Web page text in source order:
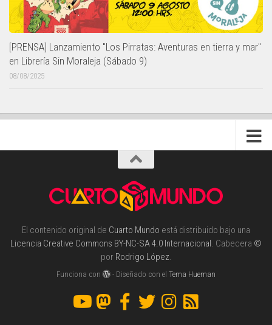
[PRENSA] Lanzamiento "Los Pirratas: Aventuras en tierra y mar"
en Librería Sin Moraleja (Sábado 9)
08/08/2025
El contenido original de Cuarto Mundo está distribuido bajo una
Licencia Creative Commons BY-NC-SA 4.0 Internacional. Cabecera ©
por Rodrigo López.
Funciona con - Diseñado con elTema Hueman